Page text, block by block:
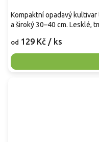
od 129 Kč / ks
Kompaktní opadavý
a široký 30–40 cm. Lesklé,